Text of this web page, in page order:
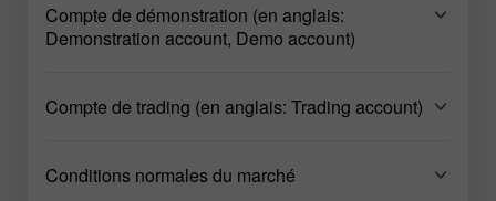
Compte de démonstration (en anglais:
Demonstration account, Demo account)
Compte de trading (en anglais: Trading account)
Conditions normales du marché